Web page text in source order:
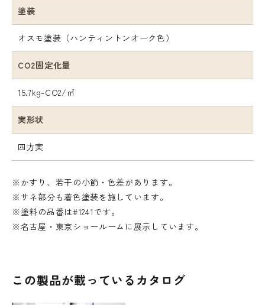
塗装
オスモ塗装（ハンティントンオーク色）
CO2固定化量
15.7kg-CO2/㎡
実形状
四方実
※かすり、若干の小節・色差があります。
※サネ部分も着色塗装を施しています。
※塗料の品番は#1241です。
※名古屋・東京ショールームに展示しています。
この製品が載っているカタログ